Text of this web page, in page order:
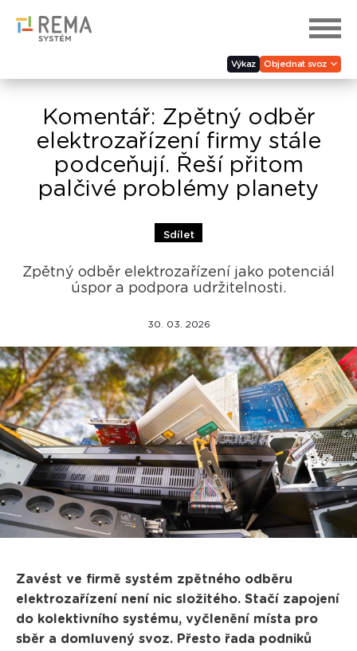
Výkaz Objednat svoz
Komentář: Zpětný odběr
elektrozařízení firmy stále
podceňují. Řeší přitom
palčivé problémy planety
Sdílet
Zpětný odběr elektrozařízení jako potenciál
úspor a podpora udržitelnosti.
30. 03. 2026
Zavést ve firmě systém zpětného odběru
elektrozařízení není nic složitého. Stačí zapojení
do kolektivního systému, vyčlenění místa pro
sběr a domluvený svoz. Přesto řada podniků